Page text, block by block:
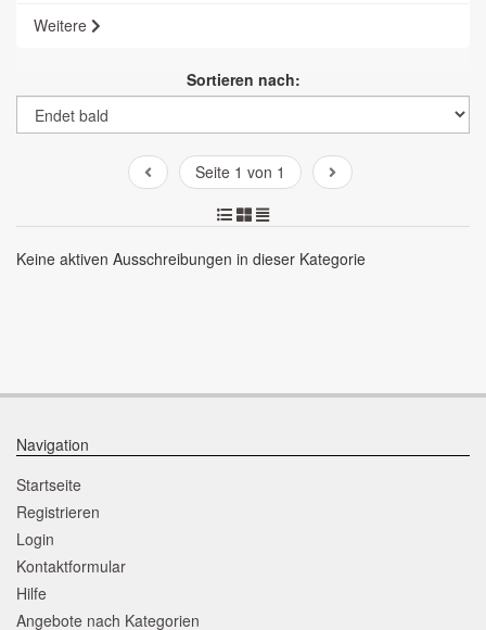
Weitere
Sortieren nach:
Seite 1 von 1
Keine aktiven Ausschreibungen in dieser Kategorie
Navigation
Startseite
Registrieren
Login
Kontaktformular
Hilfe
Angebote nach Kategorien